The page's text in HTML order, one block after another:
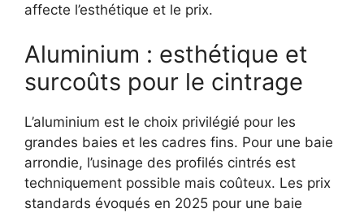
affecte l’esthétique et le prix.
Aluminium : esthétique et
surcoûts pour le cintrage
L’aluminium est le choix privilégié pour les
grandes baies et les cadres fins. Pour une baie
arrondie, l’usinage des profilés cintrés est
techniquement possible mais coûteux. Les prix
standards évoqués en 2025 pour une baie